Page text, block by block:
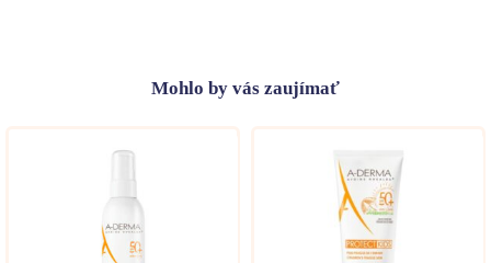
Mohlo by vás zaujímať